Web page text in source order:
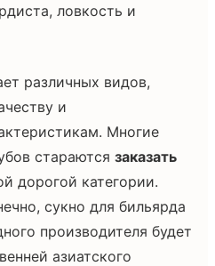
ловкость и
различных видов,
и
Многие
стараются заказать
дорогой категории.
сукно для бильярда
производителя будет
азиатского